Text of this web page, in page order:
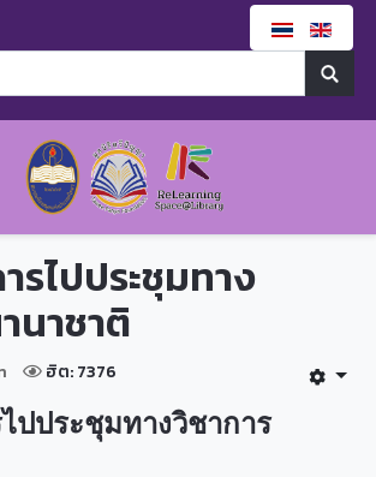
รไปประชุมทาง
นาชาติ
ฮิต: 7376
ปประชุมทางวิชาการ